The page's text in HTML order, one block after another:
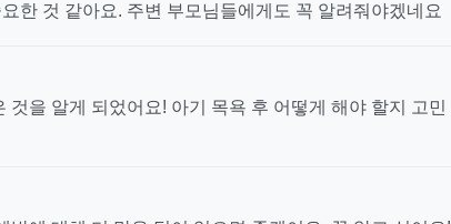
한 것 같아요. 주변 부모님들에게도 꼭 알려줘야겠네요
을 알게 되었어요! 아기 목욕 후 어떻게 해야 할지 고민